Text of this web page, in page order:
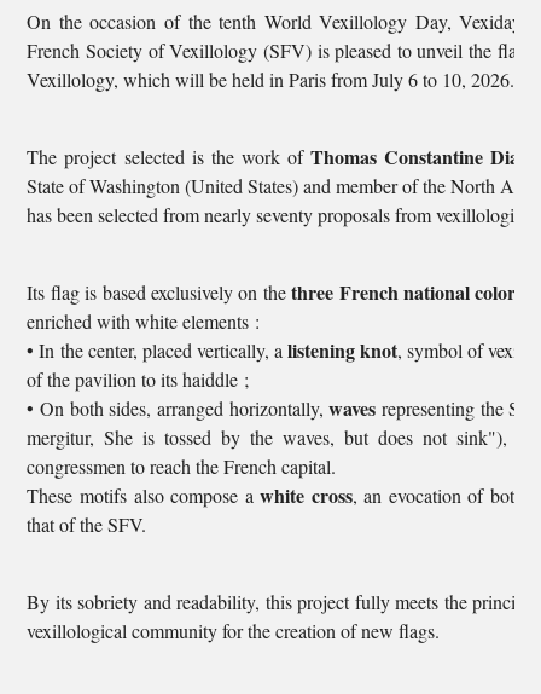
On the occasion of the tenth World Vexillology Day, Vexiday,
French Society of Vexillology (SFV) is pleased to unveil the flag
Vexillology, which will be held in Paris from July 6 to 10, 2026.
The project selected is the work of Thomas Constantine
State of Washington (United States) and member of the North
has been selected from nearly seventy proposals from
Its flag is based exclusively on thethree French national colors
enriched with white elements :
• In the center, placed vertically, a listening knot, symbol of
of the pavilion to its haiddle ;
• On both sides, arranged horizontally,waves representing the
mergitur, She is tossed by the waves, but does not sink"),
congressmen to reach the French capital.
These motifs also compose awhite cross, an evocation of both
that of the SFV.
By its sobriety and readability, this project fully meets the
vexillological community for the creation of new flags.